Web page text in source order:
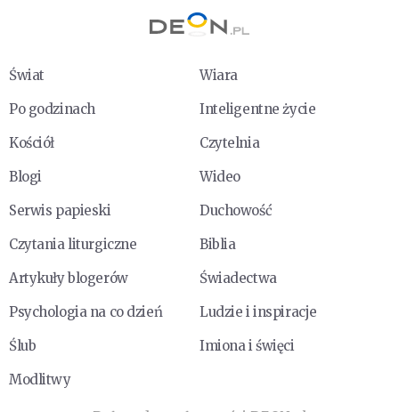
Świat
Wiara
Po godzinach
Inteligentne życie
Kościół
Czytelnia
Blogi
Wideo
Serwis papieski
Duchowość
Czytania liturgiczne
Biblia
Artykuły blogerów
Świadectwa
Psychologia na co dzień
Ludzie i inspiracje
Ślub
Imiona i święci
Modlitwy